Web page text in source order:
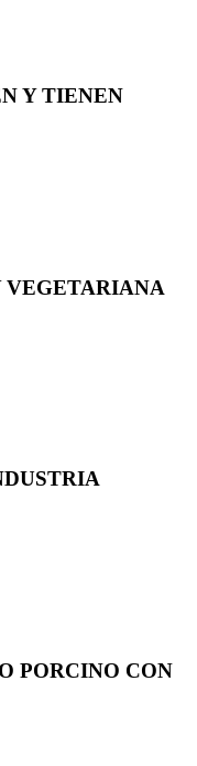
Y TIENEN
VEGETARIANA
PORCINO CON